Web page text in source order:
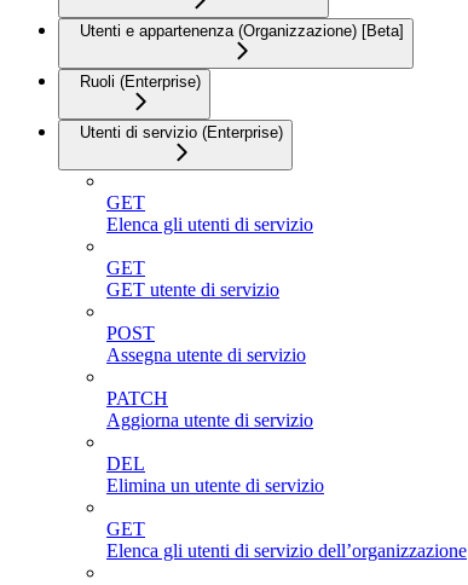
Utenti e appartenenza (Organizzazione) [Beta]
Ruoli (Enterprise)
Utenti di servizio (Enterprise)
GET
Elenca gli utenti di servizio
GET
GET utente di servizio
POST
Assegna utente di servizio
PATCH
Aggiorna utente di servizio
DEL
Elimina un utente di servizio
GET
Elenca gli utenti di servizio dell’organizzazione